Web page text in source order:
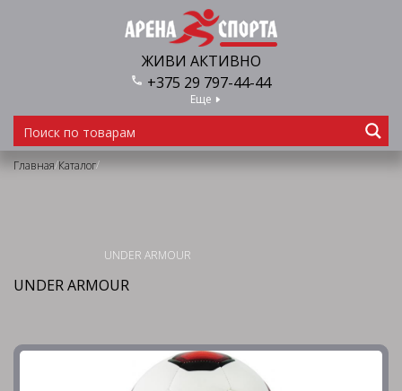
ЖИВИ АКТИВНО
+375 29 797-44-44
Еще
Главная/Каталог/
UNDER ARMOUR
UNDER ARMOUR